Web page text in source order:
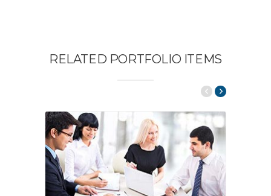
RELATED PORTFOLIO ITEMS